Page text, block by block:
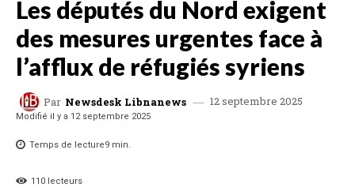
Les députés du Nord exigent
des mesures urgentes face à
l’afflux de réfugiés syriens
Par Newsdesk Libnanews 12 septembre 2025
Modifié il y a 12 septembre 2025
Temps de lecture9 min.
110 lecteurs